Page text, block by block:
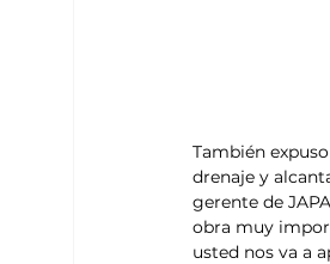
También
drenaje y
gerente de
obra muy
usted nos va a